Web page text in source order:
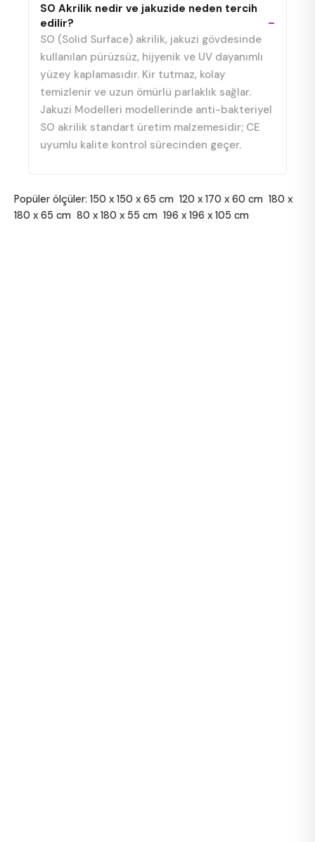
SO Akrilik nedir ve jakuzide neden tercih
edilir?
SO (Solid Surface) akrilik, jakuzi gövdesinde
kullanılan pürüzsüz, hijyenik ve UV dayanımlı
yüzey kaplamasıdır. Kir tutmaz, kolay
temizlenir ve uzun ömürlü parlaklık sağlar.
Jakuzi Modelleri modellerinde anti-bakteriyel
SO akrilik standart üretim malzemesidir; CE
uyumlu kalite kontrol sürecinden geçer.
Popüler ölçüler: 150 x 150 x 65 cm 120 x 170 x 60 cm 180 x
180 x 65 cm 80 x 180 x 55 cm 196 x 196 x 105 cm